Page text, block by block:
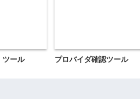
ツール プロバイダ確認ツール